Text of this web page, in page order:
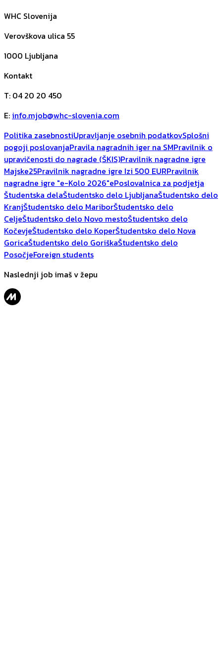
WHC Slovenija
Verovškova ulica 55
1000 Ljubljana
Kontakt
T: 04 20 20 450
E: info.mjob@whc-slovenia.com
Politika zasebnostiUpravljanje osebnih podatkovSplošni
pogoji poslovanjaPravila nagradnih iger na SMPravilnik o
upravičenosti do nagrade (ŠKIS)Pravilnik nagradne igre
Majske25Pravilnik nagradne igre Izi 500 EURPravilnik
nagradne igre "e-Kolo 2026"ePoslovalnica za podjetja
Študentska delaŠtudentsko delo LjubljanaŠtudentsko delo
KranjŠtudentsko delo MariborŠtudentsko delo
CeljeŠtudentsko delo Novo mestoŠtudentsko delo
KočevjeŠtudentsko delo KoperŠtudentsko delo Nova
GoricaŠtudentsko delo GoriškaŠtudentsko delo
PosočjeForeign students
Naslednji job imaš v žepu